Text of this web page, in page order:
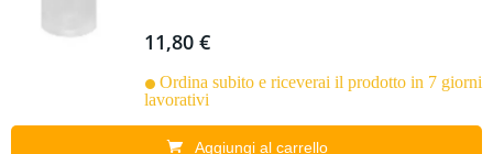
11,80 €
Ordina subito e riceverai il prodotto in 7 giorni
lavorativi
Aggiungi al carrello